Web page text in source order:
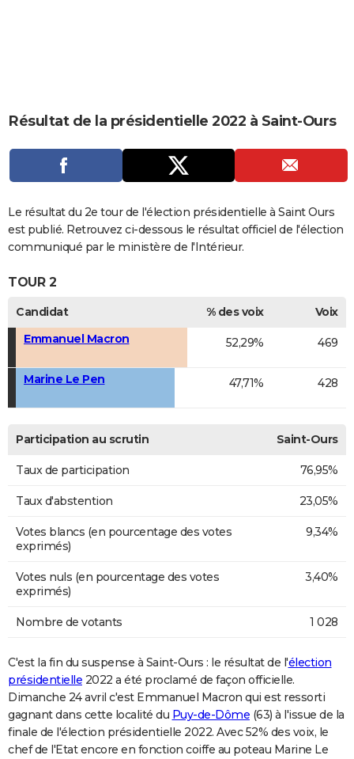
CARTE DE VOEUX
DICTIONNAIRE
Dictionnaire
Biographies
Expressions
Proverbes
PROGRAMME TV
COPAINS D'AVANT
S'inscrire
Se connecter
Lycées
Collèges
Primaires
Universités
Entreprises
Service militaire
Avis de recherche
AVIS DE DÉCÈS
FORUM
Bricolage
Culture
Television
Voyage
Résultat de la présidentielle 2022 à Saint-Ours
Le résultat du 2e tour de l'élection présidentielle à Saint Ours
est publié. Retrouvez ci-dessous le résultat officiel de l'élection
communiqué par le ministère de l'Intérieur.
TOUR 2
Candidat % des voix
Voix
Emmanuel Macron
52,29% 469
Marine Le Pen 47,71% 428
Participation au scrutin Saint-Ours
Taux de participation 76,95%
Taux d'abstention 23,05%
Votes blancs (en pourcentage des votes
exprimés)
9,34%
Votes nuls (en pourcentage des votes
exprimés)
3,40%
Nombre de votants 1 028
C'est la fin du suspense à Saint-Ours : le résultat de l'élection
présidentielle 2022 a été proclamé de façon officielle.
Dimanche 24 avril c'est Emmanuel Macron qui est ressorti
gagnant dans cette localité du Puy-de-Dôme (63) à l'issue de la
finale de l'élection présidentielle 2022. Avec 52% des voix, le
chef de l'Etat encore en fonction coiffe au poteau Marine Le